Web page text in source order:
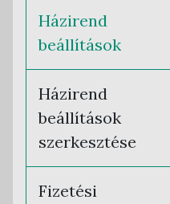
Házirend
beállítások
Házirend
beállítások
szerkesztése
Fizetési